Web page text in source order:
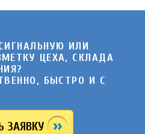
ИЛИ
ЦЕХА, СКЛАДА
БЫСТРО И C
ЗАЯВКУ